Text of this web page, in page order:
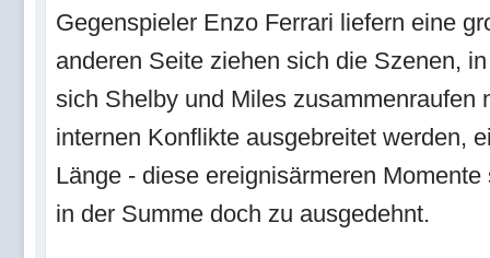
Gegenspieler Enzo Ferrari liefern eine
anderen Seite ziehen sich die Szenen,
sich Shelby und Miles zusammenraufen
internen Konflikte ausgebreitet werden,
Länge - diese ereignisärmeren
in der Summe doch zu ausgedehnt.